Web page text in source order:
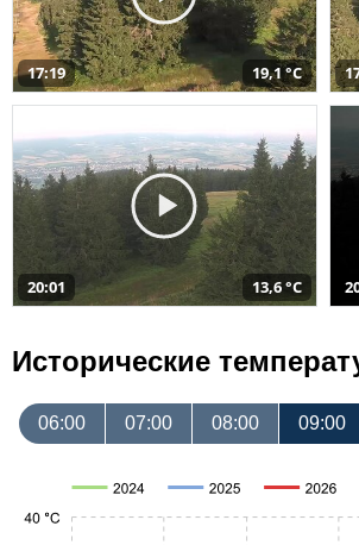
17:19 19,1 °C
20:01 13,6 °C
Исторические
06:00 07:00 08:00 09:00